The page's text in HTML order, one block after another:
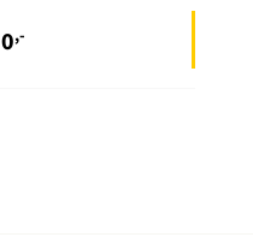
0,-